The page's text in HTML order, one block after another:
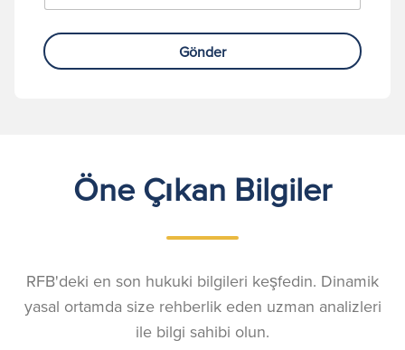
Gönder
Öne Çıkan Bilgiler
RFB'deki en son hukuki bilgileri keşfedin. Dinamik
yasal ortamda size rehberlik eden uzman analizleri
ile bilgi sahibi olun.